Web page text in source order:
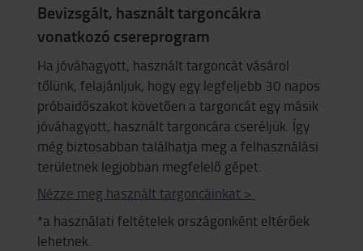
Bevizsgált, használt targoncákra
vonatkozó csereprogram
Ha jóváhagyott, használt targoncát vásárol
tőlünk, felajánljuk, hogy egy legfeljebb 30 napos
próbaidőszakot követően a targoncát egy másik
jóváhagyott, használt targoncára cseréljük. Így
még biztosabban találhatja meg a felhasználási
területnek legjobban megfelelő gépet.
Nézze meg használt targoncáinkat >
*a használati feltételek országonként eltérőek
lehetnek.